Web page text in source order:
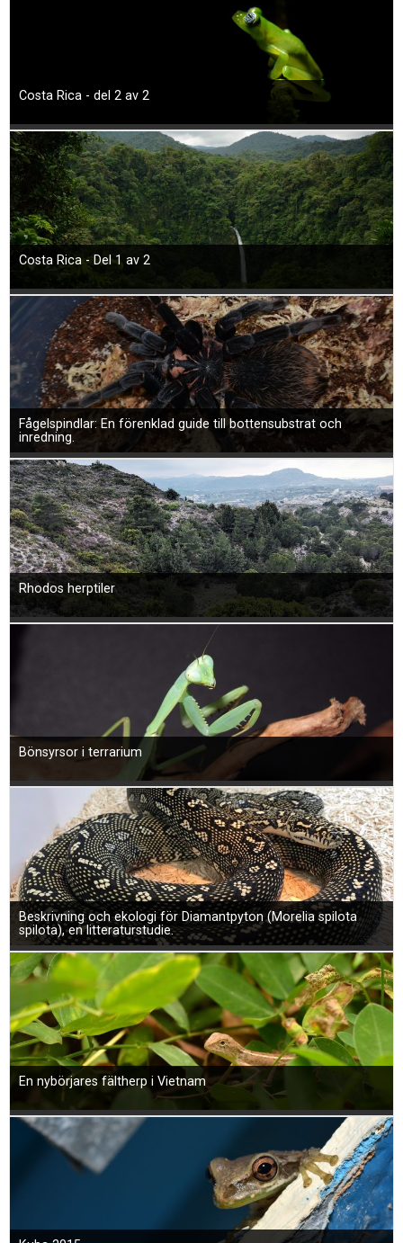
Costa Rica - del 2 av 2
Costa Rica - Del 1 av 2
Fågelspindlar: En förenklad guide till bottensubstrat och
inredning.
Rhodos herptiler
Bönsyrsor i terrarium
Beskrivning och ekologi för Diamantpyton (Morelia spilota
spilota), en litteraturstudie.
En nybörjares fältherp i Vietnam